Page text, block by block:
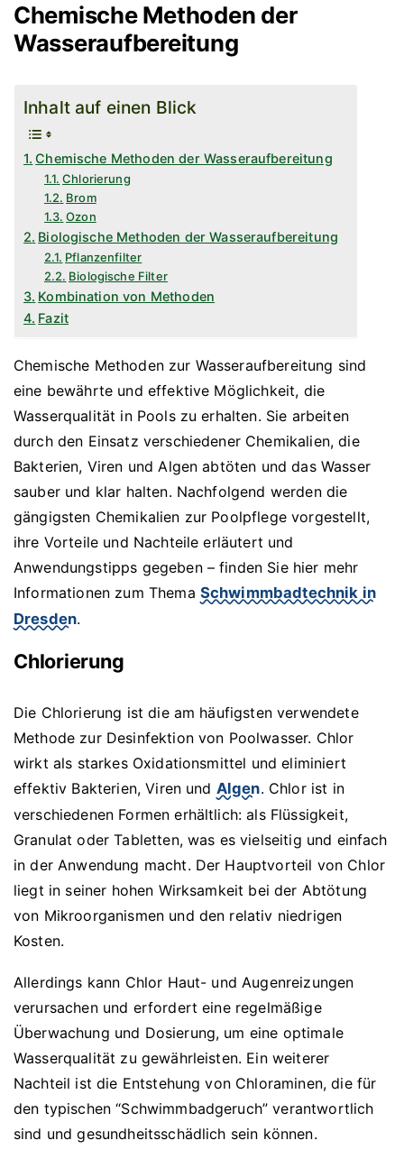
Chemische Methoden der
Wasseraufbereitung
Inhalt auf einen Blick
Chemische Methoden der Wasseraufbereitung
Chlorierung
Brom
Ozon
Biologische Methoden der Wasseraufbereitung
Pflanzenfilter
Biologische Filter
Kombination von Methoden
Fazit
Chemische Methoden zur Wasseraufbereitung sind
eine bewährte und effektive Möglichkeit, die
Wasserqualität in Pools zu erhalten. Sie arbeiten
durch den Einsatz verschiedener Chemikalien, die
Bakterien, Viren und Algen abtöten und das Wasser
sauber und klar halten. Nachfolgend werden die
gängigsten Chemikalien zur Poolpflege vorgestellt,
ihre Vorteile und Nachteile erläutert und
Anwendungstipps gegeben – finden Sie hier mehr
Informationen zum Thema Schwimmbadtechnik in
Dresden.
Chlorierung
Die Chlorierung ist die am häufigsten verwendete
Methode zur Desinfektion von Poolwasser. Chlor
wirkt als starkes Oxidationsmittel und eliminiert
effektiv Bakterien, Viren und Algen. Chlor ist in
verschiedenen Formen erhältlich: als Flüssigkeit,
Granulat oder Tabletten, was es vielseitig und einfach
in der Anwendung macht. Der Hauptvorteil von Chlor
liegt in seiner hohen Wirksamkeit bei der Abtötung
von Mikroorganismen und den relativ niedrigen
Kosten.
Allerdings kann Chlor Haut- und Augenreizungen
verursachen und erfordert eine regelmäßige
Überwachung und Dosierung, um eine optimale
Wasserqualität zu gewährleisten. Ein weiterer
Nachteil ist die Entstehung von Chloraminen, die für
den typischen “Schwimmbadgeruch” verantwortlich
sind und gesundheitsschädlich sein können.